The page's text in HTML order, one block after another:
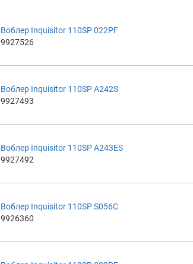
Воблер Inquisitor 110SP 022PF
9927526
Воблер Inquisitor 110SP A242S
9927493
Воблер Inquisitor 110SP A243ES
9927492
Воблер Inquisitor 110SP S056C
9926360